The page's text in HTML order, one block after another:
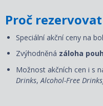
Proč
Speciální akční ceny na
Zvýhodněná záloha
Možnost akčních cen i s
Drinks, Alcohol-Free